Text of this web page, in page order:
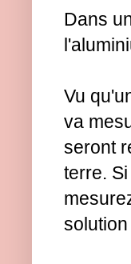
Dans
Vu
va
seront
terre.